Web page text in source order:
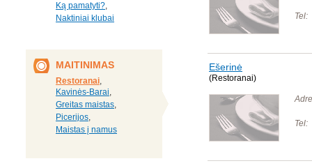
Ką pamatyti?,
Naktiniai klubai
MAITINIMAS
Restoranai,
Kavinės-Barai,
Greitas maistas,
Picerijos,
Maistas į namus
Tel:
Ešerinė
(Restoranai)
Tel: